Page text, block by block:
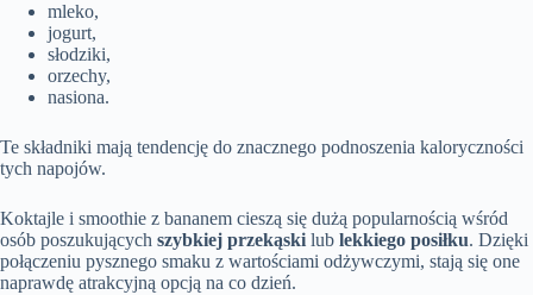
mleko,
jogurt,
słodziki,
orzechy,
nasiona.
Te składniki mają tendencję do znacznego podnoszenia kaloryczności
tych napojów.
Koktajle i smoothie z bananem cieszą się dużą popularnością wśród
osób poszukujących szybkiej przekąski lub lekkiego posiłku. Dzięki
połączeniu pysznego smaku z wartościami odżywczymi, stają się one
naprawdę atrakcyjną opcją na co dzień.